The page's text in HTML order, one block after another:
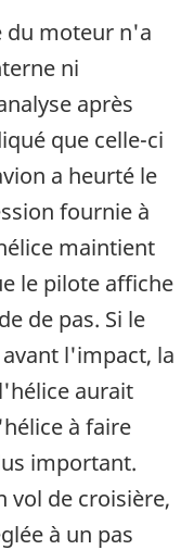
du moteur n'a
ni
après
que celle-ci
a heurté le
fournie à
maintient
le pilote affiche
de pas. Si le
l'impact, la
aurait
à faire
important.
vol de croisière,
à un pas